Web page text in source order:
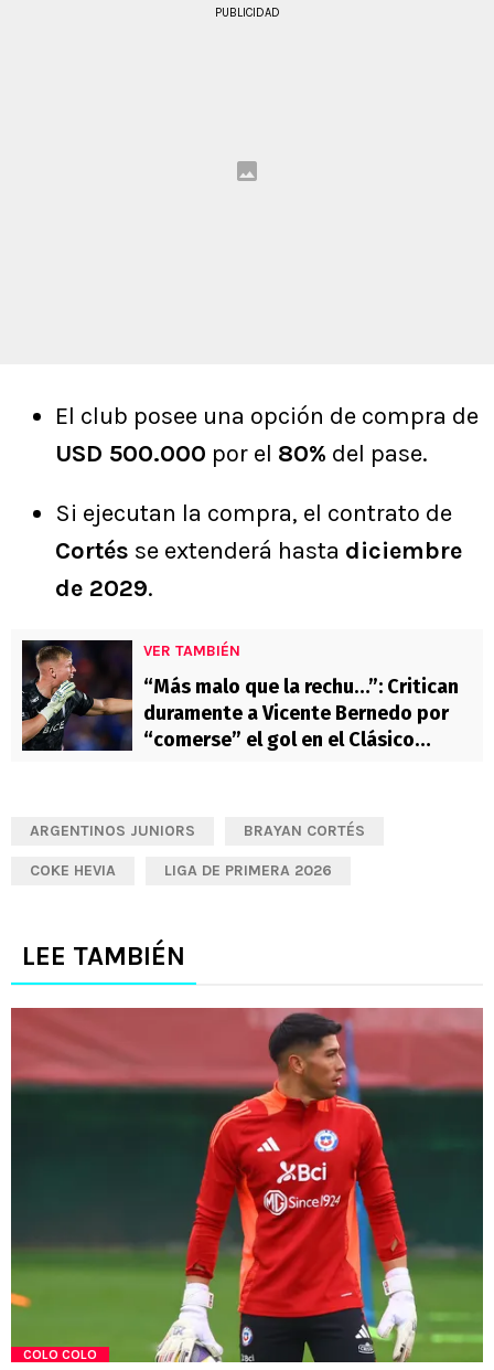
PUBLICIDAD
El club posee una opción de compra de
USD 500.000 por el 80% del pase.
Si ejecutan la compra, el contrato de
Cortés se extenderá hasta diciembre
de 2029.
VER TAMBIÉN
“Más malo que la rechu…”: Critican
duramente a Vicente Bernedo por
“comerse” el gol en el Clásico
ARGENTINOS JUNIORS BRAYAN CORTÉS
COKE HEVIA LIGA DE PRIMERA 2026
LEE TAMBIÉN
COLO COLO